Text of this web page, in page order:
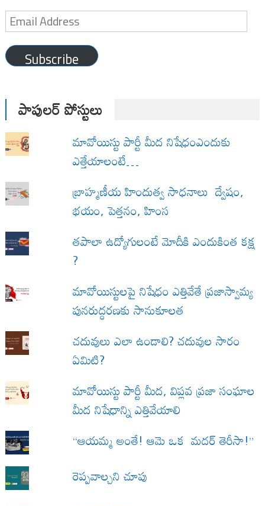
Email
Address
Subscribe
పాపులర్ పోస్టులు
మావోయిస్టు పార్టీ మీద నిషేధంఎందుకు
ఎత్తేయాలంటే…
బ్రాహ్మణీయ హిందుత్వ సాధనాలు ద్వేషం,
భయం, పెత్తనం, హింస
త‌పాలా ఉద్యోగులంటే మోదీకి ఎందుకింత కక్ష
?
మావోయిస్టులపై నిషేధం ఎత్తివేతే ప్రజాస్వామ్య
పునరుద్ధరణకు సానుకూలత
చదువులు ఎలా ఉండాలి? చదువుల సారం
ఏమిటి?
మావోయిస్టు పార్టీ మీద, విప్లవ ప్రజా సంఘాల
మీద నిషేధాన్ని ఎత్తివేయాలి
“ఆయమ్మ అంతే! ఆమె ఒక మదర్ తెరీసా!”
రెప్పవాల్చని చూపు